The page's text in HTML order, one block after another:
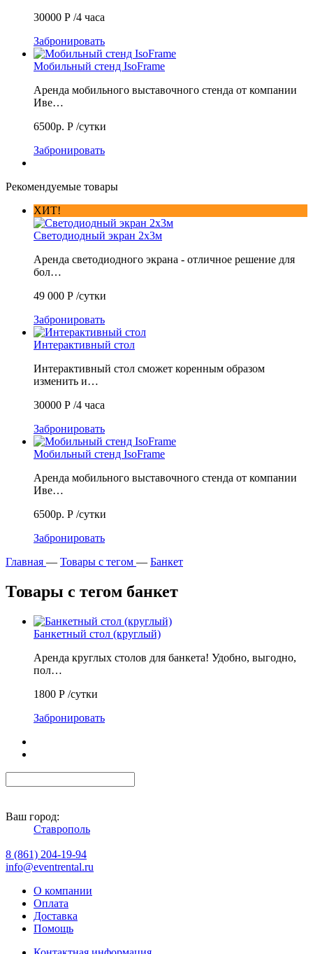
30000 Р /4 часа
Забронировать
Мобильный стенд IsoFrame
Аренда мобильного выставочного стенда от компании
Иве…
6500р. Р /сутки
Забронировать
Рекомендуемые товары
ХИТ!
Светодиодный экран 2х3м
Аренда светодиодного экрана - отличное решение для
бол…
49 000 Р /сутки
Забронировать
Интерактивный стол
Интерактивный стол сможет коренным образом
изменить и…
30000 Р /4 часа
Забронировать
Мобильный стенд IsoFrame
Аренда мобильного выставочного стенда от компании
Иве…
6500р. Р /сутки
Забронировать
Главная — Товары с тегом — Банкет
Товары с тегом банкет
Банкетный стол (круглый)
Аренда круглых столов для банкета! Удобно, выгодно,
пол…
1800 Р /сутки
Забронировать
Ваш город:
Ставрополь
8 (861) 204-19-94
info@eventrental.ru
О компании
Оплата
Доставка
Помощь